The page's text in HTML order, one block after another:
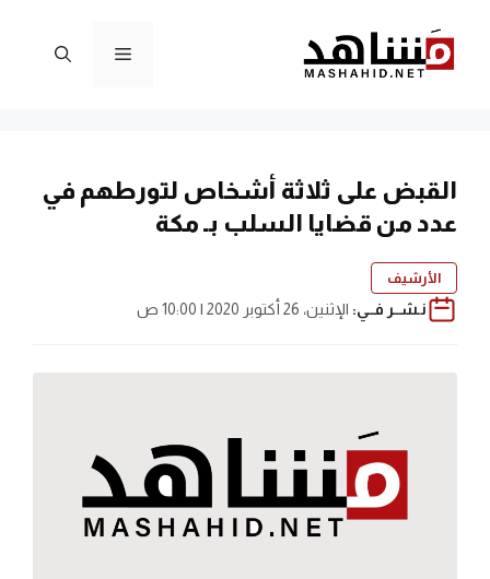
المحتوى
القائمة
القبض على ثلاثة أشخاص لتورطهم في
عدد من قضايا السلب بـ مكة
الأرشيف
نـشــر فــي: الإثنين، 26 أكتوبر 2020 | 10:00 ص